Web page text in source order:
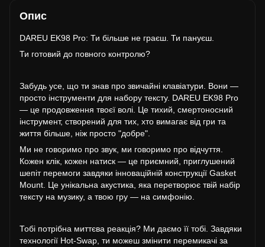
Опис
DAREU EK98 Pro: Ти більше не граєш. Ти пануєш.
Ти готовий до повного контролю?
Забудь усе, що ти знав про звичайні клавіатури. Вони —
просто інструменти для набору тексту. DAREU EK98 Pro
— це продовження твоєї волі. Це тихий, смертоносний
інструмент, створений для тих, хто вимагає від гри та
життя більше, ніж просто "добре".
Ми не говоримо про звук, ми говоримо про відчуття.
Кожен клік, кожен натиск — це приємний, приглушений
шепіт перемоги завдяки інноваційній конструкції Gasket
Mount. Це унікальна акустика, яка перетворює твій набір
тексту на музику, а твою гру — на симфонію.
Тобі потрібна миттєва реакція? Ми даємо її тобі. Завдяки
технології Hot-Swap, ти можеш змінити перемикачі за